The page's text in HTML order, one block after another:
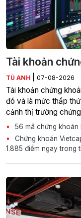
Tài khoản
TÚ ANH 07-08-2026
Tài khoản chứng
đó và là mức thấp
cảnh thị trường
56 mã chứng khoán
Chứng khoán
1.885 điểm ngay trong